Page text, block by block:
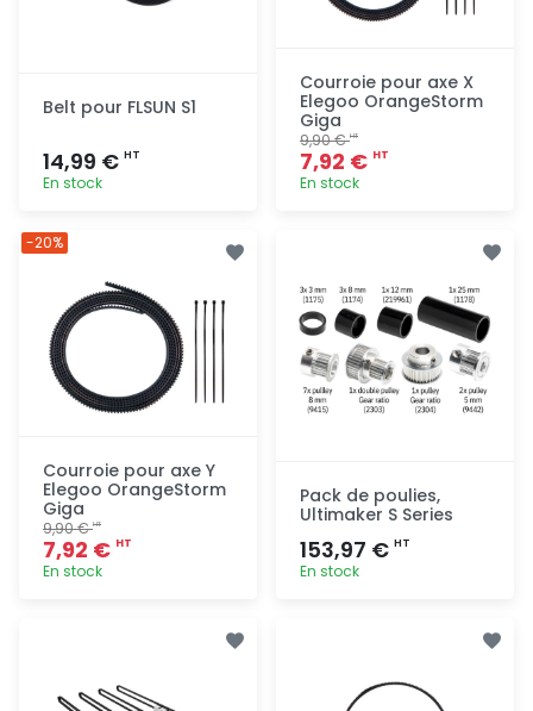
Belt pour FLSUN S1
14,99 € HT
En stock
Courroie pour axe X
Elegoo OrangeStorm
Giga
9,90 €HT
7,92 € HT
En stock
Courroie pour axe Y
Elegoo OrangeStorm
Giga
9,90 €HT
7,92 € HT
En stock
-20%
Pack de poulies,
Ultimaker S Series
153,97 € HT
En stock